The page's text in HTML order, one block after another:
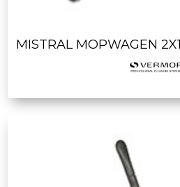
MISTRAL MOPWAGEN